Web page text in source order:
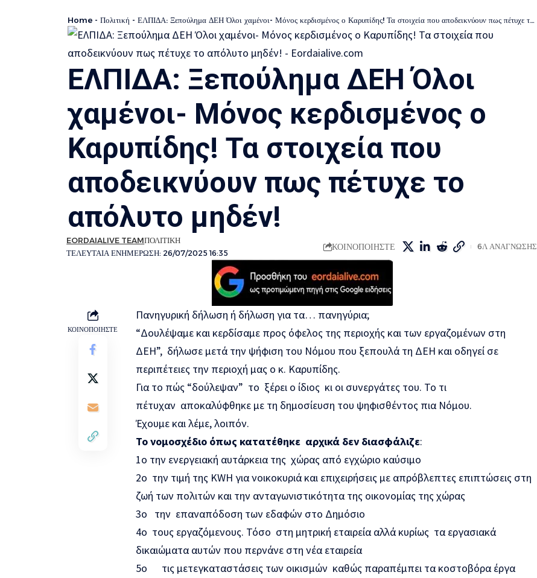
Home - Πολιτική - ΕΛΠΙΔΑ: Ξεπούλημα ΔΕΗ Όλοι χαμένοι- Μόνος κερδισμένος ο Καρυπίδης! Τα στοιχεία που αποδεικνύουν πως πέτυχε το απόλυτο μηδέν!
ΕΛΠΙΔΑ: Ξεπούλημα ΔΕΗ Όλοι
χαμένοι- Μόνος κερδισμένος ο
Καρυπίδης! Τα στοιχεία που
αποδεικνύουν πως πέτυχε το
απόλυτο μηδέν!
ΤΕΛΕΥΤΑΙΑ ΕΝΗΜΕΡΩΣΗ: 26/07/2025 16:35
EORDAIALIVE TEAMΠΟΛΙΤΙΚΗ
ΚΟΙΝΟΠΟΙΗΣΤΕ 6Λ ΑΝΑΓΝΩΣΗΣ
ΚΟΙΝΟΠΟΙΗΣΤΕ
Πανηγυρική δήλωση ή δήλωση για τα… πανηγύρια;
“Δουλέψαμε και κερδίσαμε προς όφελος της περιοχής και των εργαζομένων στη
ΔΕΗ”, δήλωσε μετά την ψήφιση του Νόμου που ξεπουλά τη ΔΕΗ και οδηγεί σε
περιπέτειες την περιοχή μας ο κ. Καρυπίδης.
Για το πώς “δούλεψαν” το ξέρει ο ίδιος κι οι συνεργάτες του. Το τι
πέτυχαν αποκαλύφθηκε με τη δημοσίευση του ψηφισθέντος πια Νόμου.
Έχουμε και λέμε, λοιπόν.
Το νομοσχέδιο όπως κατατέθηκε αρχικά δεν διασφάλιζε:
1ο την ενεργειακή αυτάρκεια της χώρας από εγχώριο καύσιμο
2ο την τιμή της KWH για νοικοκυριά και επιχειρήσεις με απρόβλεπτες επιπτώσεις στη
ζωή των πολιτών και την ανταγωνιστικότητα της οικονομίας της χώρας
3ο την επαναπόδοση των εδαφών στο Δημόσιο
4ο τους εργαζόμενους. Τόσο στη μητρική εταιρεία αλλά κυρίως τα εργασιακά
δικαιώματα αυτών που περνάνε στη νέα εταιρεία
5ο τις μετεγκαταστάσεις των οικισμών καθώς παραπέμπει τα κοστοβόρα έργα